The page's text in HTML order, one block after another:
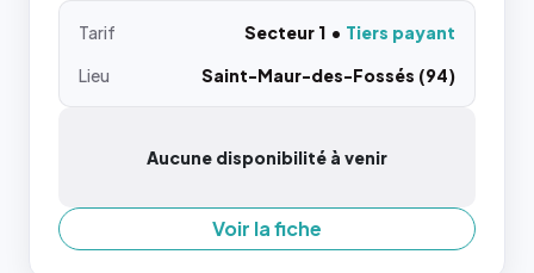
Tarif Secteur 1
Tiers payant
Lieu
Saint-Maur-des-Fossés (94)
Aucune disponibilité à venir
Voir la fiche